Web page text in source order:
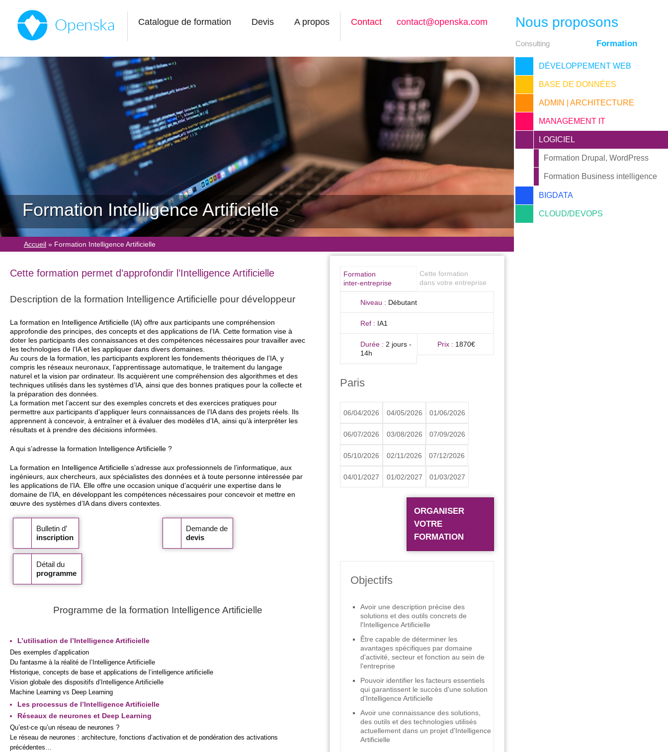
Catalogue de formation Devis A propos Contact contact@openska.com
Formation Intelligence Artificielle
Accueil » Formation Intelligence Artificielle
Cette formation permet d’approfondir l’Intelligence Artificielle
Description de la formation Intelligence Artificielle pour développeur
La formation en Intelligence Artificielle (IA) offre aux participants une compréhension
approfondie des principes, des concepts et des applications de l’IA. Cette formation vise à
doter les participants des connaissances et des compétences nécessaires pour travailler avec
les technologies de l’IA et les appliquer dans divers domaines.
Au cours de la formation, les participants explorent les fondements théoriques de l’IA, y
compris les réseaux neuronaux, l’apprentissage automatique, le traitement du langage
naturel et la vision par ordinateur. Ils acquièrent une compréhension des algorithmes et des
techniques utilisés dans les systèmes d’IA, ainsi que des bonnes pratiques pour la collecte et
la préparation des données.
La formation met l’accent sur des exemples concrets et des exercices pratiques pour
permettre aux participants d’appliquer leurs connaissances de l’IA dans des projets réels. Ils
apprennent à concevoir, à entraîner et à évaluer des modèles d’IA, ainsi qu’à interpréter les
résultats et à prendre des décisions informées.
A qui s’adresse la formation Intelligence Artificielle ?
La formation en Intelligence Artificielle s’adresse aux professionnels de l’informatique, aux
ingénieurs, aux chercheurs, aux spécialistes des données et à toute personne intéressée par
les applications de l’IA. Elle offre une occasion unique d’acquérir une expertise dans le
domaine de l’IA, en développant les compétences nécessaires pour concevoir et mettre en
œuvre des systèmes d’IA dans divers contextes.
Bulletin d’
inscription
Demande de
devis
Détail du
programme
Programme de la formation Intelligence Artificielle
L’utilisation de l’Intelligence Artificielle
Des exemples d’application
Du fantasme à la réalité de l’Intelligence Artificielle
Historique, concepts de base et applications de l’intelligence artificielle
Vision globale des dispositifs d’Intelligence Artificielle
Machine Learning vs Deep Learning
Les processus de l’Intelligence Artificielle
Réseaux de neurones et Deep Learning
Qu’est-ce qu’un réseau de neurones ?
Le réseau de neurones : architecture, fonctions d’activation et de pondération des activations
précédentes…
Formation
inter-entreprise
Cette formation
dans votre entreprise
Niveau : Débutant
Ref : IA1
Durée : 2 jours -
14h
Prix : 1870€
Paris
06/04/2026 04/05/2026 01/06/2026
06/07/2026 03/08/2026 07/09/2026
05/10/2026 02/11/2026 07/12/2026
04/01/2027 01/02/2027 01/03/2027
ORGANISER
VOTRE
FORMATION
Objectifs
Avoir une description précise des
solutions et des outils concrets de
l'Intelligence Artificielle
Être capable de déterminer les
avantages spécifiques par domaine
d'activité, secteur et fonction au sein de
l'entreprise
Pouvoir identifier les facteurs essentiels
qui garantissent le succès d'une solution
d'Intelligence Artificielle
Avoir une connaissance des solutions,
des outils et des technologies utilisés
actuellement dans un projet d'Intelligence
Artificielle
Nous proposons
Consulting Formation
DÉVELOPPEMENT WEB
BASE DE DONNÉES
ADMIN | ARCHITECTURE
MANAGEMENT IT
LOGICIEL
Formation Drupal, WordPress
Formation Business intelligence
BIGDATA
CLOUD/DEVOPS